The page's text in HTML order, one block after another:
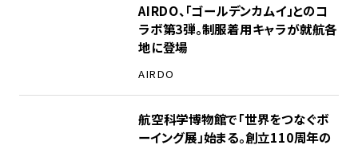
AIRDO、「ゴールデンカムイ」とのコ
ラボ第3弾。制服着用キャラが就航各
地に登場
AIRDO
航空科学博物館で「世界をつなぐボ
ーイング展」始まる。創立110周年の